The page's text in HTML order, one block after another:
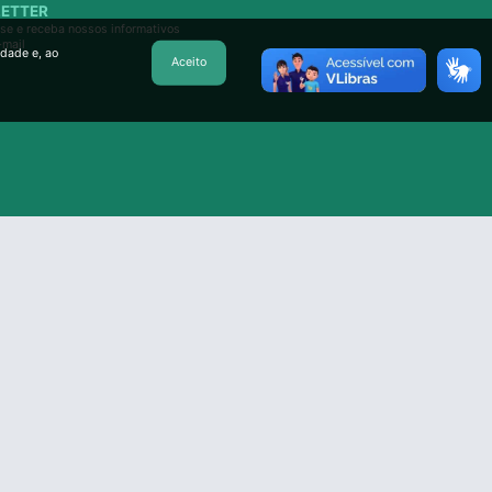
e receba nossos informativos
e, ao
Aceito